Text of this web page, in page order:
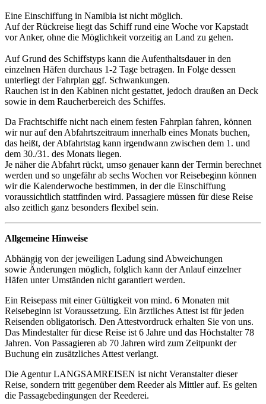
Eine Einschiffung in Namibia ist nicht möglich.
Auf der Rückreise liegt das Schiff rund eine Woche vor Kapstadt
vor Anker, ohne die Möglichkeit vorzeitig an Land zu gehen.
Auf Grund des Schiffstyps kann die Aufenthaltsdauer in den
einzelnen Häfen durchaus 1-2 Tage betragen. In Folge dessen
unterliegt der Fahrplan ggf. Schwankungen.
Rauchen ist in den Kabinen nicht gestattet, jedoch draußen an Deck
sowie in dem Raucherbereich des Schiffes.
Da Frachtschiffe nicht nach einem festen Fahrplan fahren, können
wir nur auf den Abfahrtszeitraum innerhalb eines Monats buchen,
das heißt, der Abfahrtstag kann irgendwann zwischen dem 1. und
dem 30./31. des Monats liegen.
Je näher die Abfahrt rückt, umso genauer kann der Termin berechnet
werden und so ungefähr ab sechs Wochen vor Reisebeginn können
wir die Kalenderwoche bestimmen, in der die Einschiffung
voraussichtlich stattfinden wird. Passagiere müssen für diese Reise
also zeitlich ganz besonders flexibel sein.
Allgemeine Hinweise
Abhängig von der jeweiligen Ladung sind Abweichungen
sowie Änderungen möglich, folglich kann der Anlauf einzelner
Häfen unter Umständen nicht garantiert werden.
Ein Reisepass mit einer Gültigkeit von mind. 6 Monaten mit
Reisebeginn ist Voraussetzung. Ein ärztliches Attest ist für jeden
Reisenden obligatorisch. Den Attestvordruck erhalten Sie von uns.
Das Mindestalter für diese Reise ist 6 Jahre und das Höchstalter 78
Jahren. Von Passagieren ab 70 Jahren wird zum Zeitpunkt der
Buchung ein zusätzliches Attest verlangt.
Die Agentur LANGSAMREISEN ist nicht Veranstalter dieser
Reise, sondern tritt gegenüber dem Reeder als Mittler auf. Es gelten
die Passagebedingungen der Reederei.